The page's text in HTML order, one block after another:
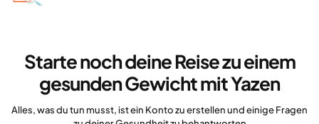
Starte noch deine Reise zu einem
gesunden Gewicht mit Yazen
Alles, was du tun musst, ist ein Konto zu erstellen und einige Fragen